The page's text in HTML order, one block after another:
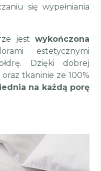
się wypełniania
jest wykończona
estetycznymi
Dzięki dobrej
tkaninie ze 100%
na każdą porę